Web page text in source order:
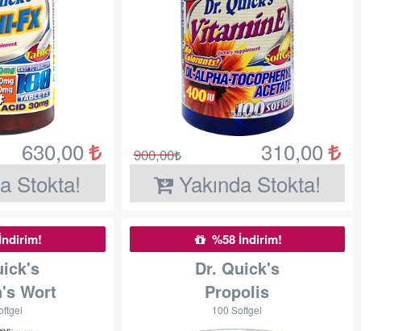
630,00
Stokta!
900,00
310,00
Yakında Stokta!
Wort
%58 İndirim!
Dr. Quick's
Propolis
100 Softgel